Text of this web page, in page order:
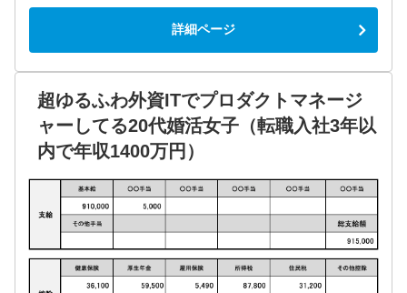
詳細ページ
超ゆるふわ外資ITでプロダクトマネージ
ャーしてる20代婚活女子（転職入社3年以
内で年収1400万円）